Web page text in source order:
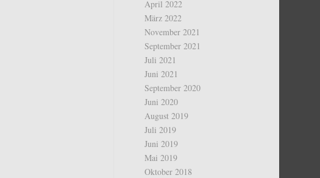
April 2022
März 2022
November 2021
September 2021
Juli 2021
Juni 2021
September 2020
Juni 2020
August 2019
Juli 2019
Juni 2019
Mai 2019
Oktober 2018